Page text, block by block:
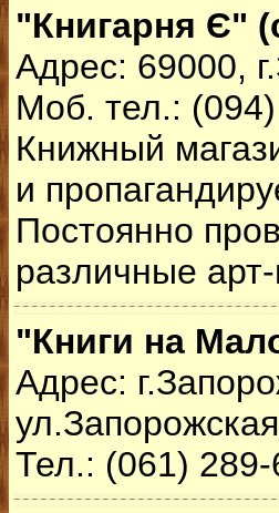
"Книгарня Є"
Адрес: 69000,
Моб. тел.:
Книжный
и
Постоянно
различные
"Книги на
Адрес:
Тел.: (061)